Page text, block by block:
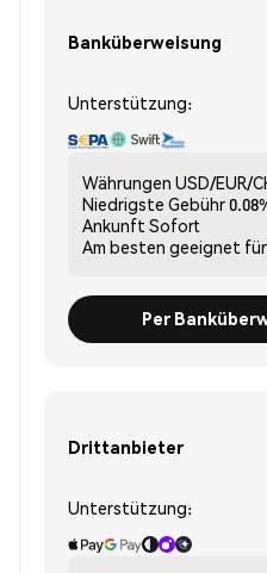
Banküberweisung
Unterstützung:
Währungen USD/EUR/
Niedrigste Gebühr
Ankunft Sofort
Am besten geeignet für
Per
Drittanbieter
Unterstützung: